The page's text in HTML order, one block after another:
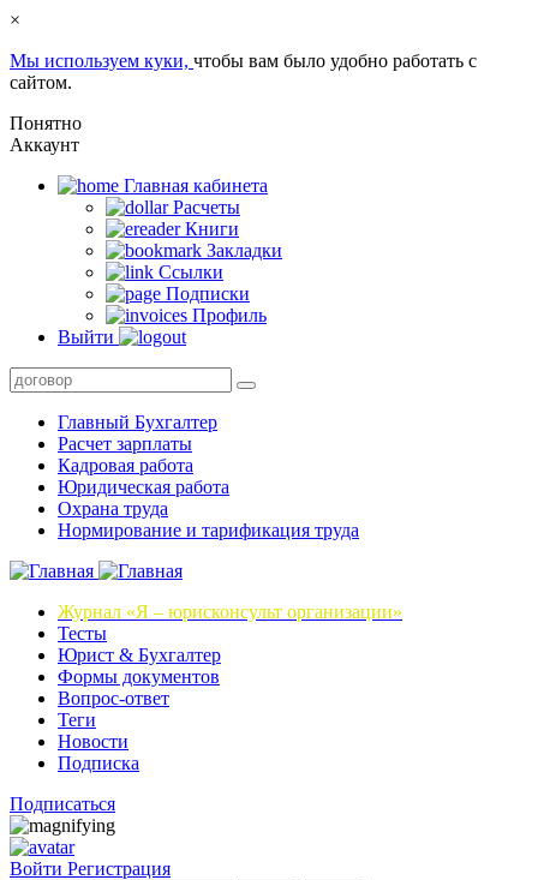
×
Мы используем куки, чтобы вам было удобно работать с
сайтом.
Понятно
Аккаунт
Главная кабинета
Расчеты
Книги
Закладки
Ссылки
Подписки
Профиль
Выйти
Главный Бухгалтер
Расчет зарплаты
Кадровая работа
Юридическая работа
Охрана труда
Нормирование и тарификация труда
Журнал «Я – юрисконсульт организации»
Тесты
Юрист & Бухгалтер
Формы документов
Вопрос-ответ
Теги
Новости
Подписка
Подписаться
Войти Регистрация